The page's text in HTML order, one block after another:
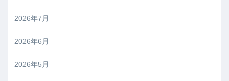
2026年7月
2026年6月
2026年5月